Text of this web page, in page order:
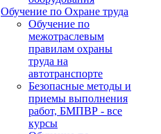
Обучение по Охране труда
Обучение по
межотраслевым
правилам охраны
труда на
автотранспорте
Безопасные методы и
приемы выполнения
работ, БМПВР - все
курсы